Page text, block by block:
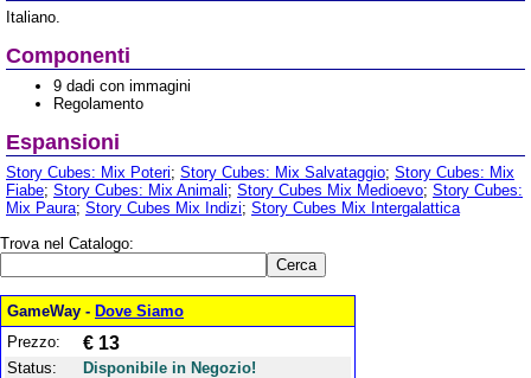
Italiano.
Componenti
9 dadi con immagini
Regolamento
Espansioni
Story Cubes: Mix Poteri; Story Cubes: Mix Salvataggio; Story Cubes: Mix
Fiabe; Story Cubes: Mix Animali; Story Cubes Mix Medioevo; Story Cubes:
Mix Paura; Story Cubes Mix Indizi; Story Cubes Mix Intergalattica
Trova nel Catalogo:
GameWay - Dove Siamo
Prezzo:
€ 13
Status:
Disponibile in Negozio!